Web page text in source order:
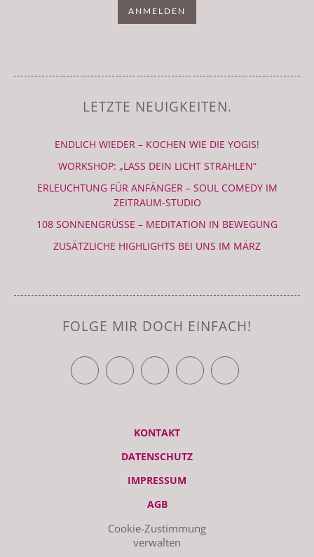
Cookie-Zustimmung
verwalten
LETZTE NEUIGKEITEN.
ENDLICH WIEDER – KOCHEN WIE DIE YOGIS!
WORKSHOP: „LASS DEIN LICHT STRAHLEN“
ERLEUCHTUNG FÜR ANFÄNGER – SOUL COMEDY IM
ZEITRAUM-STUDIO
108 SONNENGRÜSSE – MEDITATION IN BEWEGUNG
ZUSÄTZLICHE HIGHLIGHTS BEI UNS IM MÄRZ
FOLGE MIR DOCH EINFACH!
TWITTERFACEBOOKYOUTUBEVIMEO RSS FEED
KONTAKT
DATENSCHUTZ
IMPRESSUM
AGB
© ZEITRAUM 2026 | STUDIO - LIEBSCHWITZER STR. 119, 07551